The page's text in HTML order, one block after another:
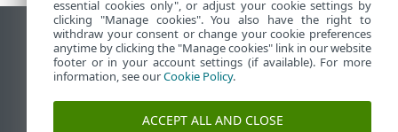
Rodyti darbalaukio tinklavietę
End of Life
ESET žinių bazė
ESET forumas
essential cookies only", or adjust your cookie settings by
clicking "Manage cookies". You also have the right to
withdraw your consent or change your cookie preferences
anytime by clicking the "Manage cookies" link in our website
footer or in your account settings (if available). For more
information, see ourCookie Policy.
ACCEPT ALL AND CLOSE